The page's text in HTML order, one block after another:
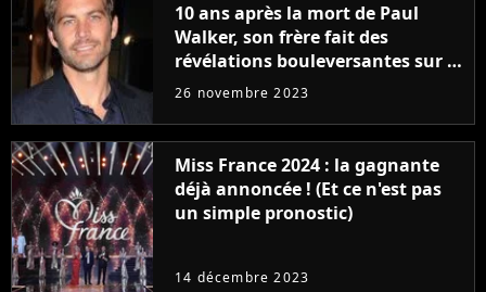
10 ans après la mort de Paul
Walker, son frère fait des
révélations bouleversantes sur la
réaction des acteurs de Fast and
26 novembre 2023
Miss France 2024 : la gagnante
déjà annoncée ! (Et ce n'est pas
un simple pronostic)
14 décembre 2023